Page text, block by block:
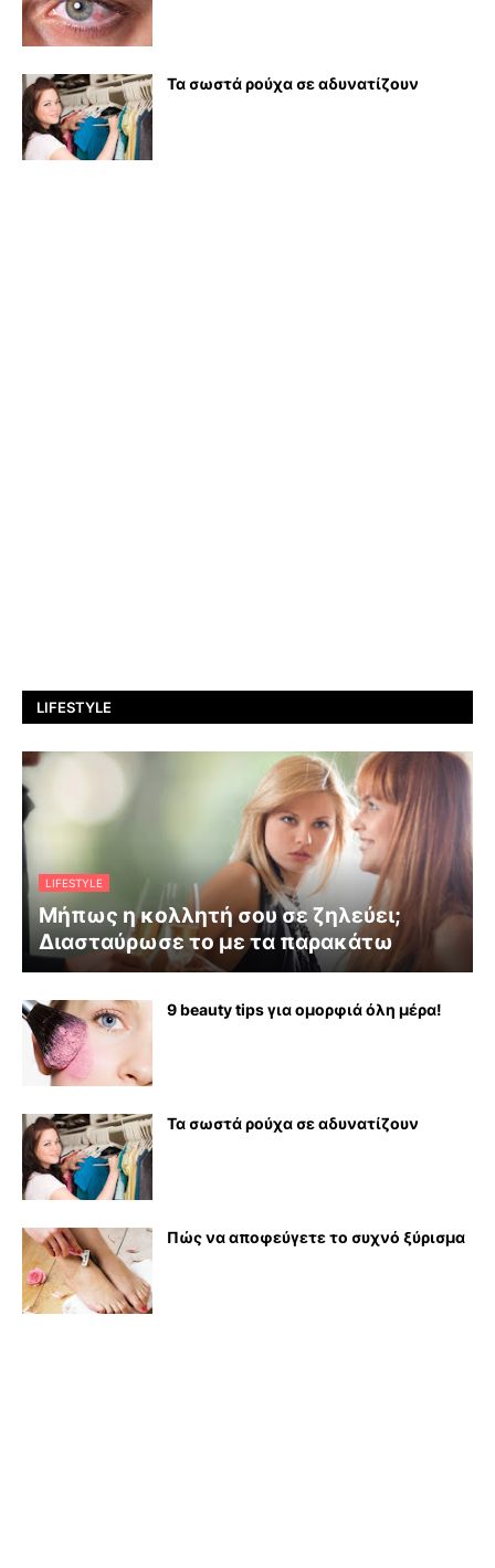
Τα σωστά ρούχα σε αδυνατίζουν
LIFESTYLE
LIFESTYLE
Μήπως η κολλητή σου σε ζηλεύει;
Διασταύρωσε το με τα παρακάτω
9 beauty tips για ομορφιά όλη μέρα!
Τα σωστά ρούχα σε αδυνατίζουν
Πώς να αποφεύγετε το συχνό ξύρισμα